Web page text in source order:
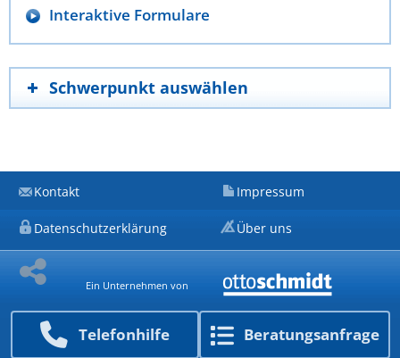
Telefon­hilfe Beratungs­anfrage
Interaktive Formulare
Schwerpunkt auswählen
Kontakt Impressum
Datenschutzerklärung Über uns
Ein Unternehmen von